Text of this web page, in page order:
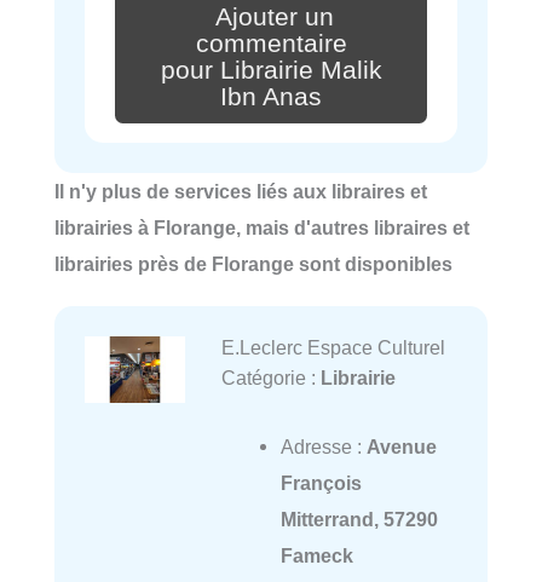
Ajouter un
commentaire
pour Librairie Malik
Ibn Anas
Il n'y plus de services liés aux libraires et
librairies à Florange, mais d'autres libraires et
librairies près de Florange sont disponibles
E.Leclerc Espace Culturel
Catégorie : Librairie
Adresse : Avenue
François
Mitterrand, 57290
Fameck